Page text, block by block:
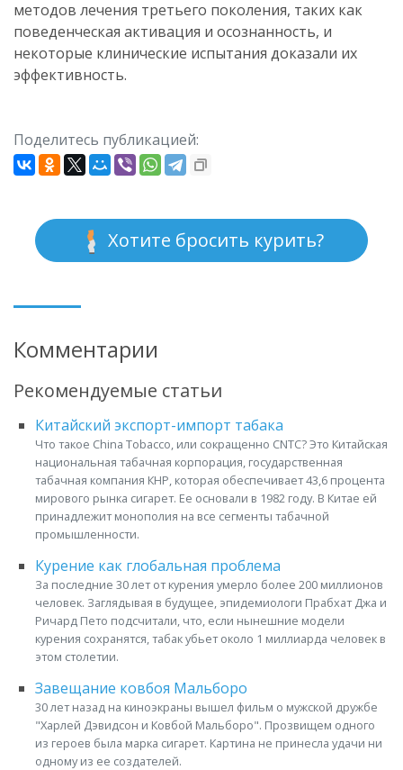
методов лечения третьего поколения, таких как
поведенческая активация и осознанность, и
некоторые клинические испытания доказали их
эффективность.
Поделитесь публикацией:
Хотите бросить курить?
Комментарии
Рекомендуемые статьи
Китайский экспорт-импорт табака
Что такое China Tobacco, или сокращенно CNTC? Это Китайская
национальная табачная корпорация, государственная
табачная компания КНР, которая обеспечивает 43,6 процента
мирового рынка сигарет. Ее основали в 1982 году. В Китае ей
принадлежит монополия на все сегменты табачной
промышленности.
Курение как глобальная проблема
За последние 30 лет от курения умерло более 200 миллионов
человек. Заглядывая в будущее, эпидемиологи Прабхат Джа и
Ричард Пето подсчитали, что, если нынешние модели
курения сохранятся, табак убьет около 1 миллиарда человек в
этом столетии.
Завещание ковбоя Мальборо
30 лет назад на киноэкраны вышел фильм о мужской дружбе
"Харлей Дэвидсон и Ковбой Мальборо". Прозвищем одного
из героев была марка сигарет. Картина не принесла удачи ни
одному из ее создателей.